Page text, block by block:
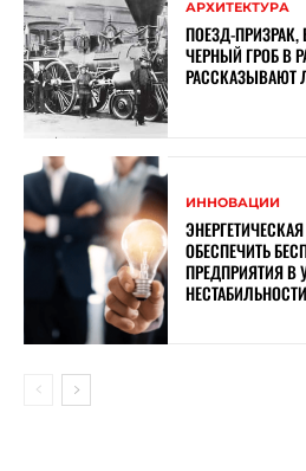
АРХИТЕКТУРА
ПОЕЗД-
ЧЕРНЫЙ ГРОБ В
РАССКАЗЫВАЮТ
ИННОВАЦИИ
ОБЕСПЕЧИТЬ
ПРЕДПРИЯТИЯ В